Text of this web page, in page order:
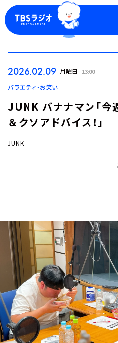
ログイン
お知らせ
イベント・グッズ
YouTube
会社情報
2026.02.09 月曜日 13:00
バラエティ・お笑い
JUNK バナナマン「今
＆クソアドバイス！」
JUNK